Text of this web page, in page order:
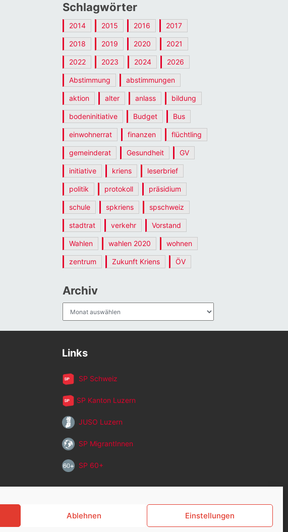
Ablehnen Einstellungen
Schlagwörter
2014 2015 2016 2017
2018 2019 2020 2021
2022 2023 2024 2026
Abstimmung abstimmungen
aktion alter anlass bildung
bodeninitiative Budget Bus
einwohnerrat finanzen flüchtling
gemeinderat Gesundheit GV
initiative kriens leserbrief
politik protokoll präsidium
schule spkriens spschweiz
stadtrat verkehr Vorstand
Wahlen wahlen 2020 wohnen
zentrum Zukunft Kriens ÖV
Archiv
Links
SP Schweiz
SP Kanton Luzern
JUSO Luzern
SP MigrantInnen
SP 60+